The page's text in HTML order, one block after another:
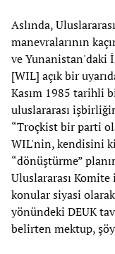
Aslında,
manevralarının
ve Yunanistan'daki
[WIL] açık bir
Kasım 1985 tarihli
uluslararası
“Troçkist bir parti
WIL'nin, kendisini
“dönüştürme”
Uluslararası
konular siyasi
yönündeki DEUK
belirten mektup,